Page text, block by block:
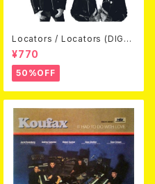
Locators / Locators (DIGPA
CK CD)
¥770
50%OFF